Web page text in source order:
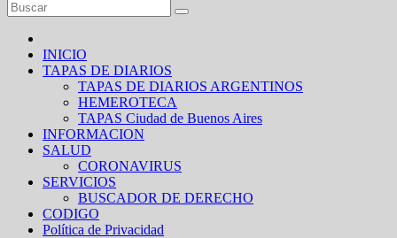
INICIO
TAPAS DE DIARIOS
TAPAS DE DIARIOS ARGENTINOS
HEMEROTECA
TAPAS Ciudad de Buenos Aires
INFORMACION
SALUD
CORONAVIRUS
SERVICIOS
BUSCADOR DE DERECHO
CODIGO
Política de Privacidad